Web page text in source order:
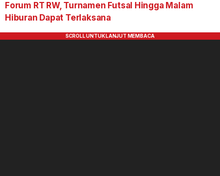
Forum RT RW, Turnamen Futsal Hingga Malam
Hiburan Dapat Terlaksana